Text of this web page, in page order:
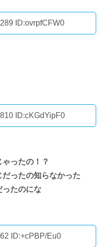
ID:ovrpfCFW0
ID:cKGdYipF0
ったの！？
ったの知らなかった
ったのにな
ID:+cPBP/Eu0